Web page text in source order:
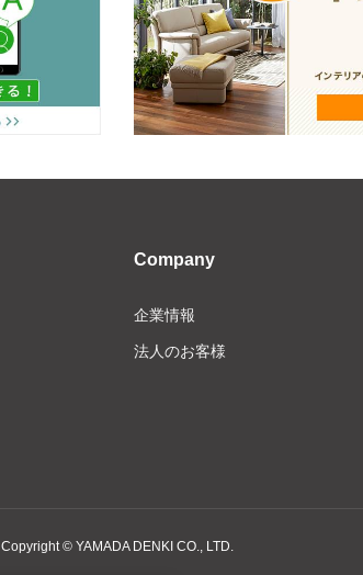
Company
企業情報
法人のお客様
Copyright © YAMADA DENKI CO., LTD.